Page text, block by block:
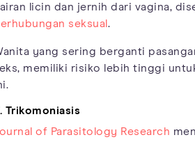
licin dan jernih dari vagina,
seksual .
yang sering berganti
memiliki risiko lebih tinggi
Trikomoniasis
of Parasitology Research